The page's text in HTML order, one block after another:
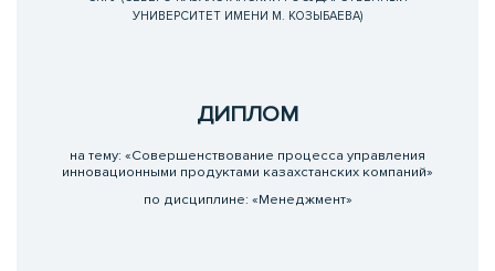
УНИВЕРСИТЕТ ИМЕНИ М. КОЗЫБАЕВА)
ДИПЛОМ
на тему: «Совершенствование процесса управления
инновационными продуктами казахстанских компаний»
по дисциплине: «Менеджмент»